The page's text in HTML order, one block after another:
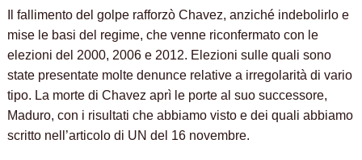
Il fallimento del golpe rafforzò Chavez, anziché indebolirlo e
mise le basi del regime, che venne riconfermato con le
elezioni del 2000, 2006 e 2012. Elezioni sulle quali sono
state presentate molte denunce relative a irregolarità di vario
tipo. La morte di Chavez aprì le porte al suo successore,
Maduro, con i risultati che abbiamo visto e dei quali abbiamo
scritto nell’articolo di UN del 16 novembre.